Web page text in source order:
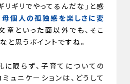
リギリでやってるんだな」と感
母個人の孤独感を楽しさに変
章といった面以外でも、そこ
と思うポイントですね。
に限らず、子育てについての
ュニケーションは、どうして